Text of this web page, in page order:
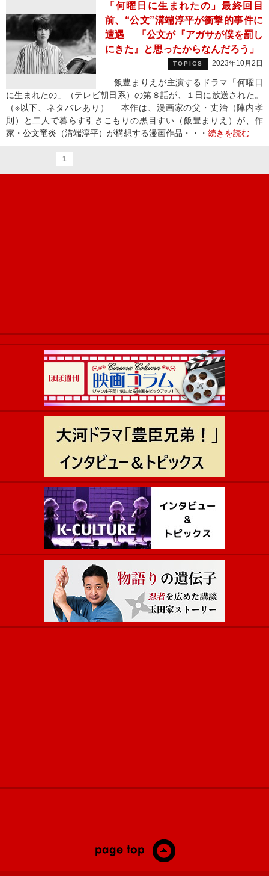
「何曜日に生まれたの」最終回目
前、“公文”溝端淳平が衝撃的事件に
遭遇 「公文が『アガサが僕を罰し
にきた』と思ったからなんだろう」
TOPICS 2023年10月2日
飯豊まりえが主演するドラマ「何曜日
に生まれたの」（テレビ朝日系）の第８話が、１日に放送された。
（※以下、ネタバレあり） 本作は、漫画家の父・丈治（陣内孝
則）と二人で暮らす引きこもりの黒目すい（飯豊まりえ）が、作
家・公文竜炎（溝端淳平）が構想する漫画作品・・・ 続きを読む
1